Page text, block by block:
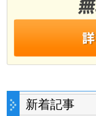
新着記事